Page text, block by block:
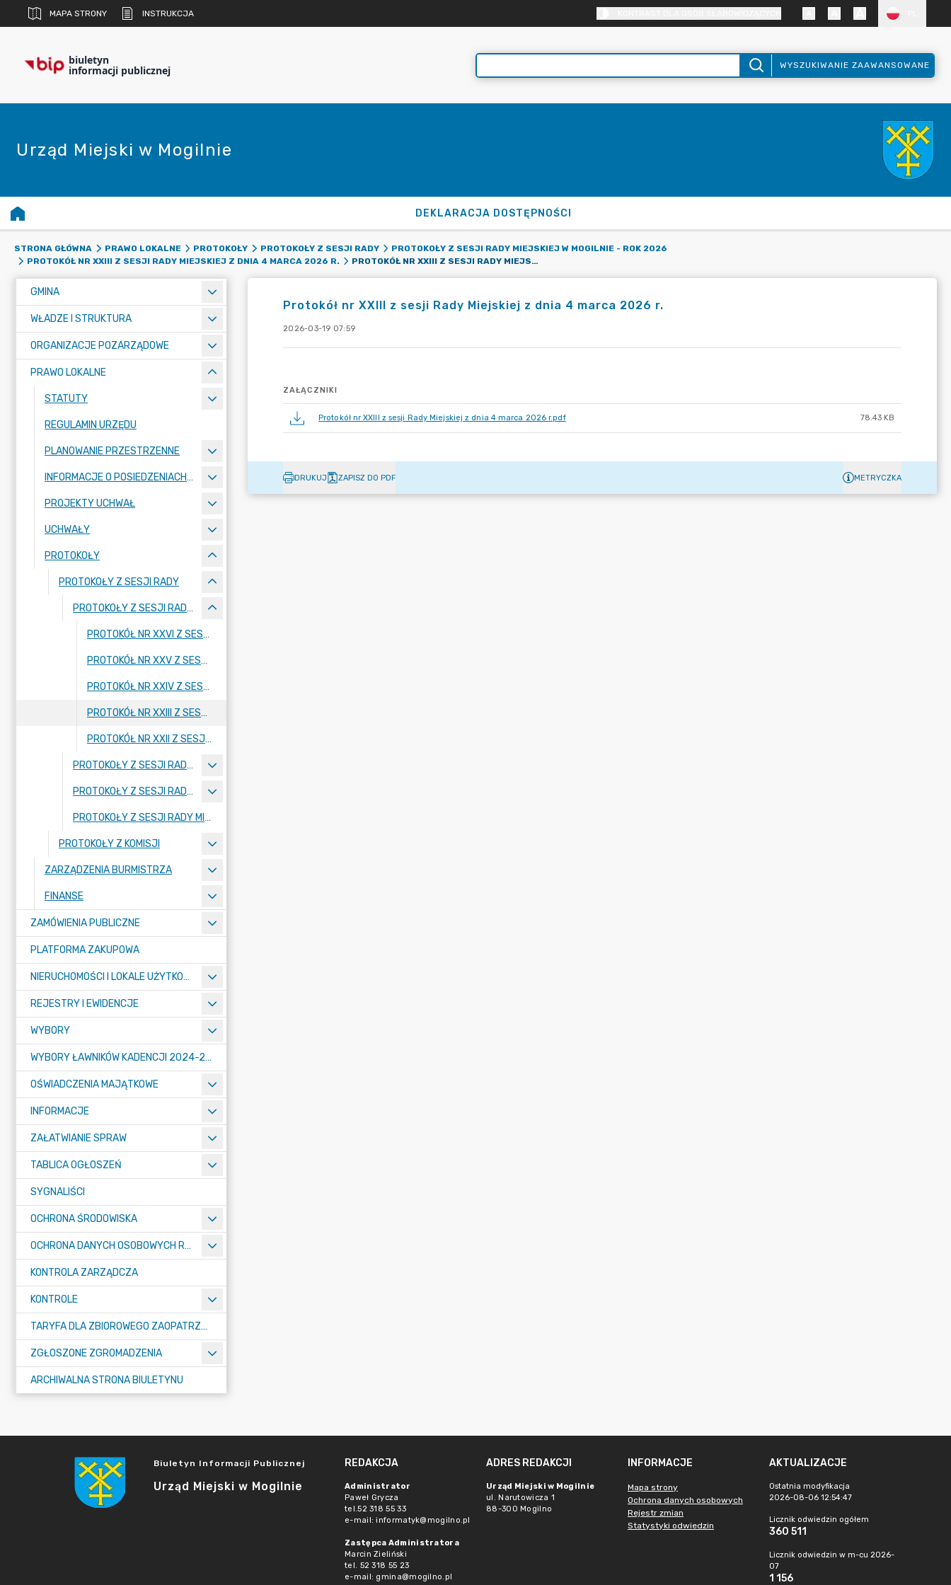
MAPA STRONY INSTRUKCJA
biuletyn
informacji publicznej WYSZUKIWANIE ZAAWANSOWANE
Urząd Miejski w Mogilnie
DEKLARACJA DOSTĘPNOŚCI
STRONA GŁÓWNA PRAWO LOKALNE PROTOKOŁY PROTOKOŁY Z SESJI RADY
PROTOKOŁY Z SESJI RADY MIEJSKIEJ W MOGILNIE - ROK 2026
PROTOKÓŁ NR XXIII Z SESJI RADY MIEJSKIEJ Z DNIA 4 MARCA 2026 R.
PROTOKÓŁ NR XXIII Z SESJI RADY MIEJSKIEJ Z DNIA 4 MARCA 2026 R.
GMINA
WŁADZE I STRUKTURA
ORGANIZACJE POZARZĄDOWE
PRAWO LOKALNE
STATUTY
REGULAMIN URZĘDU
PLANOWANIE PRZESTRZENNE
INFORMACJE O POSIEDZENIACH KOMISJI
PROJEKTY UCHWAŁ
UCHWAŁY
PROTOKOŁY
PROTOKOŁY Z SESJI RADY
PROTOKOŁY Z SESJI RADY MIEJSKIEJ W MOGILNIE - ROK 2026
PROTOKÓŁ NR XXVI Z SESJI RADY MIEJSKIEJ Z 22 KWIETNIA 2026 R.
PROTOKÓŁ NR XXV Z SESJI RADY MIEJSKIEJ Z 30 MARCA 2026 R.
PROTOKÓŁ NR XXIV Z SESJI RADY MIEJSKIEJ Z 18 MARCA 2026 R.
PROTOKÓŁ NR XXIII Z SESJI RADY MIEJSKIEJ Z DNIA 4 MARCA 2026 R.
PROTOKÓŁ NR XXII Z SESJI RADY MIEJSKIEJ Z DNIA 18 LUTEGO 2026 R.
PROTOKOŁY Z SESJI RADY MIEJSKIEJ W MOGILNIE - ROK 2025
PROTOKOŁY Z SESJI RADY MIEJSKIEJ W MOGILNIE - ROK 2024
PROTOKOŁY Z SESJI RADY MIEJSKIEJ W MOGILNIE - ROK 2023
PROTOKOŁY Z KOMISJI
ZARZĄDZENIA BURMISTRZA
FINANSE
ZAMÓWIENIA PUBLICZNE
PLATFORMA ZAKUPOWA
NIERUCHOMOŚCI I LOKALE UŻYTKOWE
REJESTRY I EWIDENCJE
WYBORY
WYBORY ŁAWNIKÓW KADENCJI 2024-2027
OŚWIADCZENIA MAJĄTKOWE
INFORMACJE
ZAŁATWIANIE SPRAW
TABLICA OGŁOSZEŃ
SYGNALIŚCI
OCHRONA ŚRODOWISKA
OCHRONA DANYCH OSOBOWYCH RODO
KONTROLA ZARZĄDCZA
KONTROLE
TARYFA DLA ZBIOROWEGO ZAOPATRZENIA W WODĘ I ZBIOROWEGO ODPROWADZANIA ŚCIEKÓW
ZGŁOSZONE ZGROMADZENIA
ARCHIWALNA STRONA BIULETYNU
Protokół nr XXIII z sesji Rady Miejskiej z dnia 4 marca 2026 r.
2026-03-19 07:59
ZAŁĄCZNIKI
Protokół nr XXIII z sesji Rady Miejskiej z dnia 4 marca 2026 r.pdf 78.43 KB
DRUKUJ ZAPISZ DO PDF METRYCZKA
Biuletyn Informacji Publicznej
Urząd Miejski w Mogilnie
REDAKCJA
Administrator
Paweł Grycza
tel.52 318 55 33
e-mail: informatyk@mogilno.pl
Zastępca Administratora
Marcin Zieliński
tel. 52 318 55 23
e-mail: gmina@mogilno.pl
ADRES REDAKCJI
Urząd Miejski w Mogilnie
ul. Narutowicza 1
88-300 Mogilno
INFORMACJE
Mapa strony
Ochrona danych osobowych
Rejestr zmian
Statystyki odwiedzin
AKTUALIZACJE
Ostatnia modyfikacja
2026-08-06 12:54:47
Licznik odwiedzin ogółem
360 511
Licznik odwiedzin w m-cu 2026-
07
1 156